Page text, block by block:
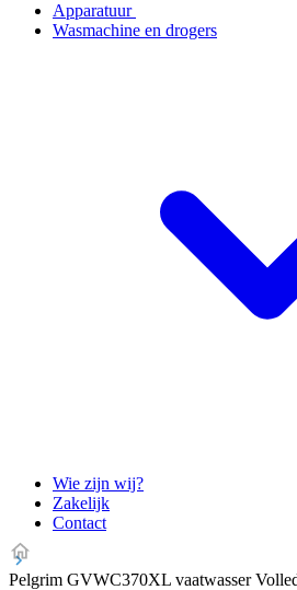
Apparatuur
Wasmachine en drogers
Wie zijn wij?
Zakelijk
Contact
Pelgrim GVWC370XL vaatwasser